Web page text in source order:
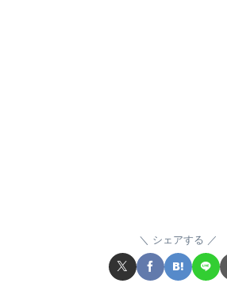
シェアする